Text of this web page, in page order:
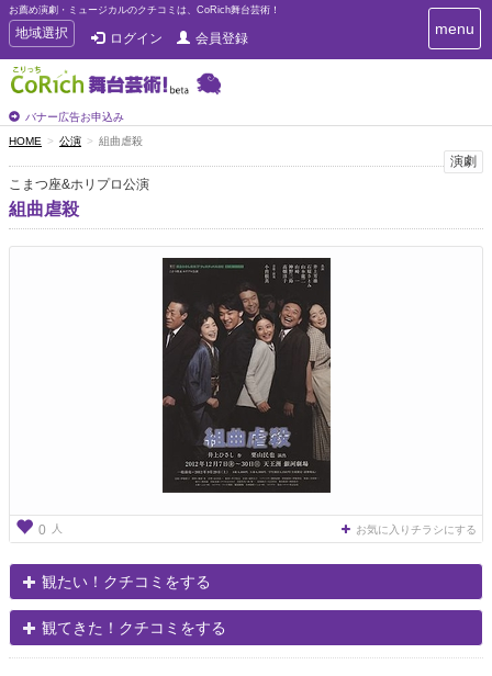
お薦め演劇・ミュージカルのクチコミは、CoRich舞台芸術！
T
o
g
g
e
n
a
v
i
g
地域選択 ログイン 会員登録
バナー広告お申込み
T
o
i
g
menu
HOME 公演 組曲虐殺
演劇
こまつ座&ホリプロ公演
組曲虐殺
0 人 お気に入りチラシにする
観たい！クチコミをする
観てきた！クチコミをする